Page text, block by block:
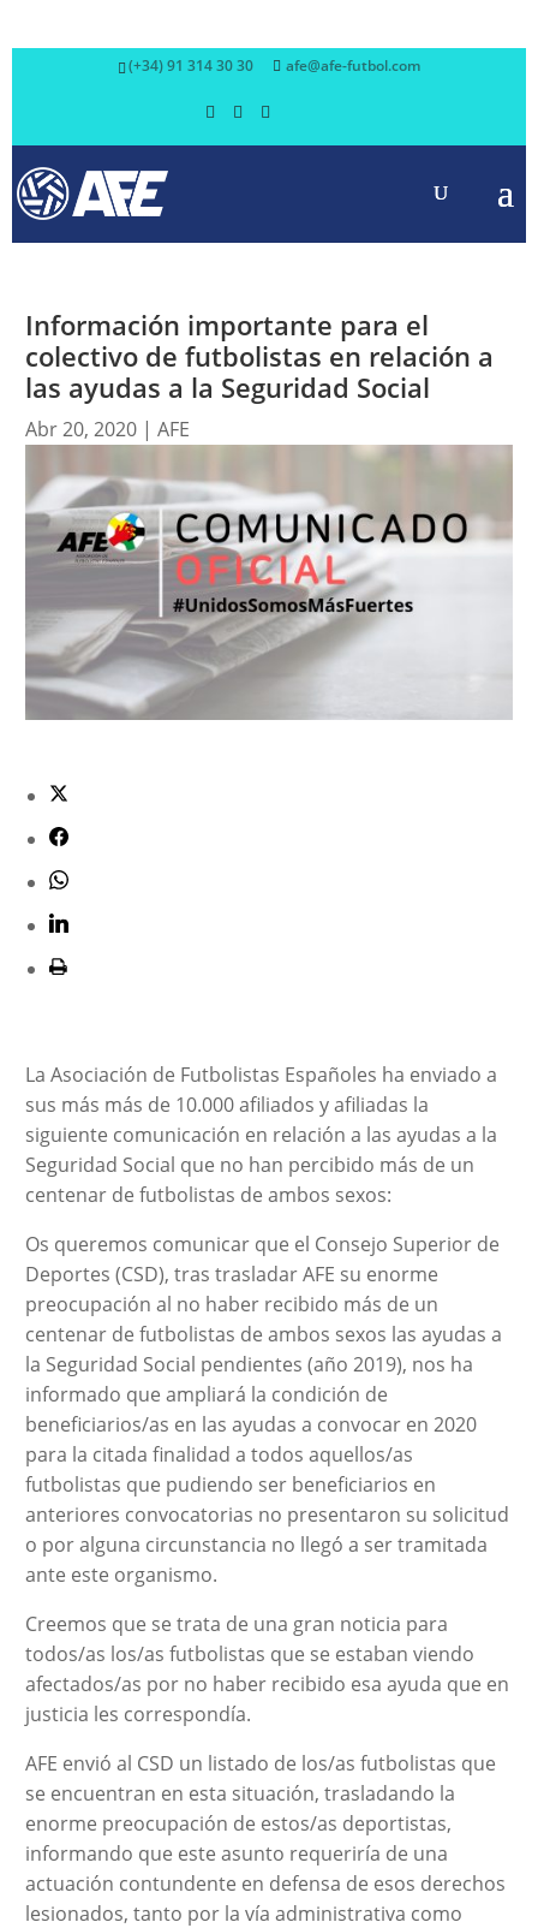
(+34) 91 314 30 30 afe@afe-futbol.com
Información importante para el
colectivo de futbolistas en relación a
las ayudas a la Seguridad Social
Abr 20, 2020| AFE
La Asociación de Futbolistas Españoles ha enviado a
sus más más de 10.000 afiliados y afiliadas la
siguiente comunicación en relación a las ayudas a la
Seguridad Social que no han percibido más de un
centenar de futbolistas de ambos sexos:
Os queremos comunicar que el Consejo Superior de
Deportes (CSD), tras trasladar AFE su enorme
preocupación al no haber recibido más de un
centenar de futbolistas de ambos sexos las ayudas a
la Seguridad Social pendientes (año 2019), nos ha
informado que ampliará la condición de
beneficiarios/as en las ayudas a convocar en 2020
para la citada finalidad a todos aquellos/as
futbolistas que pudiendo ser beneficiarios en
anteriores convocatorias no presentaron su solicitud
o por alguna circunstancia no llegó a ser tramitada
ante este organismo.
Creemos que se trata de una gran noticia para
todos/as los/as futbolistas que se estaban viendo
afectados/as por no haber recibido esa ayuda que en
justicia les correspondía.
AFE envió al CSD un listado de los/as futbolistas que
se encuentran en esta situación, trasladando la
enorme preocupación de estos/as deportistas,
informando que este asunto requeriría de una
actuación contundente en defensa de esos derechos
lesionados, tanto por la vía administrativa como